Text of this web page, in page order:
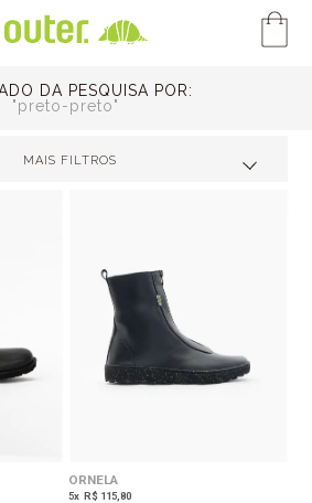
DA PESQUISA POR:
preto-preto
MAIS FILTROS
ORNELA
5x R$ 115,80